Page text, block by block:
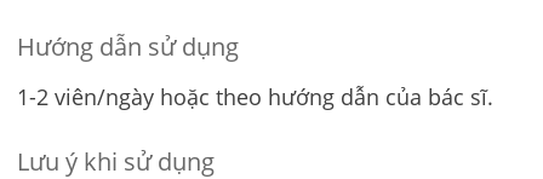
Hướng dẫn sử dụng
1-2 viên/ngày hoặc theo hướng dẫn của bác sĩ.
Lưu ý khi sử dụng